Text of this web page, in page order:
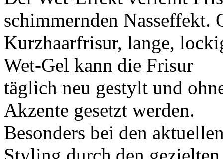
schimmernden Nasseffekt.
Kurzhaarfrisur, lange,
Wet-Gel kann die Frisur
täglich neu gestylt und
Akzente gesetzt werden.
Besonders bei den
Styling durch den gezielten